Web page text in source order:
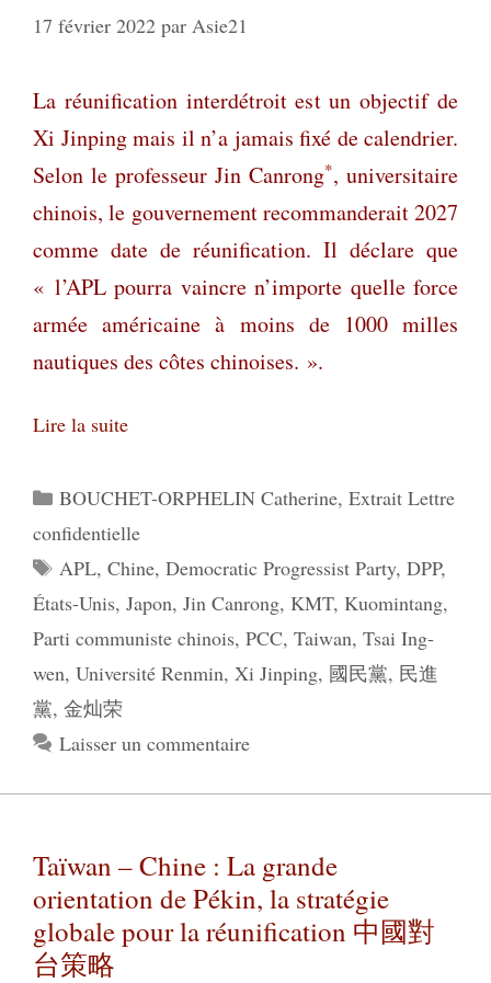
17 février 2022 par Asie21
La réunification interdétroit est un objectif de
Xi Jinping mais il n’a jamais fixé de calendrier.
Selon le professeur Jin Canrong*, universitaire
chinois, le gouvernement recommanderait 2027
comme date de réunification. Il déclare que
« l’APL pourra vaincre n’importe quelle force
armée américaine à moins de 1000 milles
nautiques des côtes chinoises. ».
Lire la suite
Catégories
BOUCHET-ORPHELIN Catherine, Extrait Lettre
confidentielle
Étiquettes
APL, Chine, Democratic Progressist Party, DPP,
États-Unis, Japon, Jin Canrong, KMT, Kuomintang,
Parti communiste chinois, PCC, Taiwan, Tsai Ing-
wen, Université Renmin, Xi Jinping, 國民黨, 民進
黨, 金灿荣
Laisser un commentaire
Taïwan – Chine : La grande
orientation de Pékin, la stratégie
globale pour la réunification 中國對
台策略